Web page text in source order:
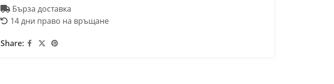
Бърза доставка
14 дни право на връщане
Share: